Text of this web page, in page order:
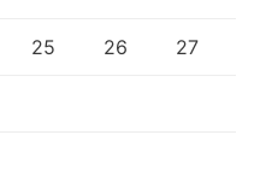
25 26 27